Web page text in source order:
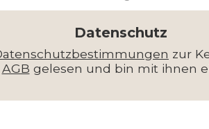
Datenschutz
zur
AGB gelesen und bin mit ihnen